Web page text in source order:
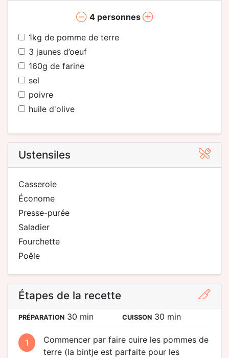
4personnes
1kg de pomme de terre
3 jaunes d’oeuf
160g de farine
sel
poivre
huile d'olive
Ustensiles
casserole
économe
presse-purée
saladier
fourchette
poêle
Étapes de la recette
PRÉPARATION 30 min CUISSON 30 min
1
Commencer par faire cuire les pommes de
terre (la bintje est parfaite pour les